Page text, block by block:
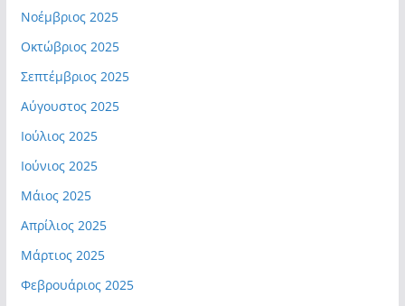
Νοέμβριος 2025
Οκτώβριος 2025
Σεπτέμβριος 2025
Αύγουστος 2025
Ιούλιος 2025
Ιούνιος 2025
Μάιος 2025
Απρίλιος 2025
Μάρτιος 2025
Φεβρουάριος 2025